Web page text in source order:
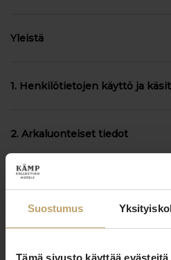
Suostumus
Tämä sivusto käyttää evästeitä
Yleistä
1. Henkilötietojen käyttö ja
2. Arkaluonteiset tiedot
3. Tietojen luovuttaminen ja
4. Tietoturvallisuus